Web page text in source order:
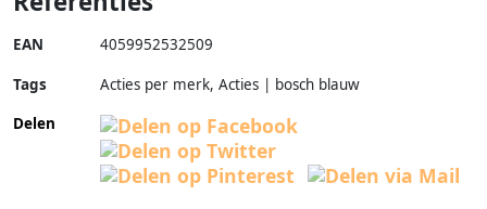
EAN 4059952532509
Tags
Acties per merk, Acties | bosch blauw
Delen